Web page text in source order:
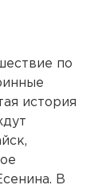
по
история
В